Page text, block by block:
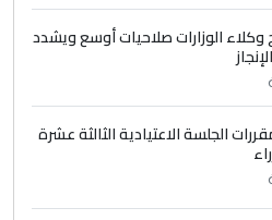
5
حامدتركان. كلام
الحقيقي للإنسان
واغتصاب الأرض.. بلاد
وكلاء الوزارات صلاحيات أوسع ويشدد
الجلسة الاعتيادية الثالثة عشرة